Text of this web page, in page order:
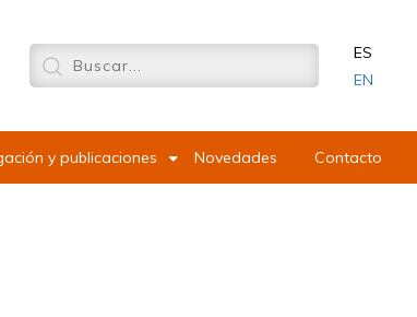
ES
EN
y publicaciones Novedades Contacto